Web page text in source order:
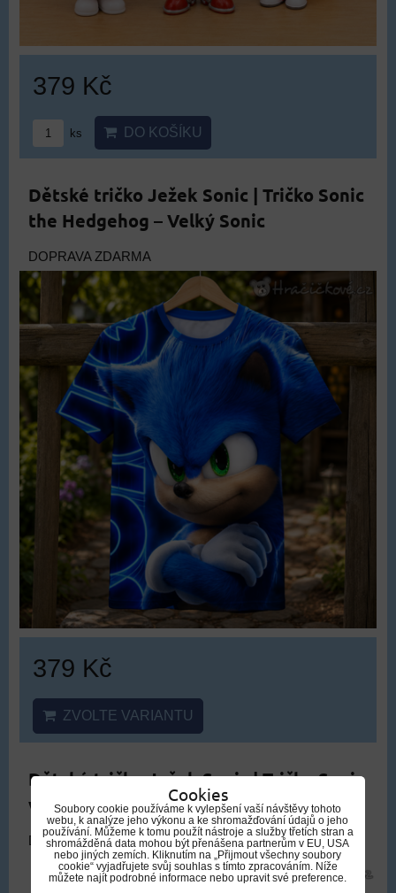
379 Kč
ks DO KOŠÍKU
Dětské tričko Ježek Sonic | Tričko Sonic
the Hedgehog – Velký Sonic
DOPRAVA ZDARMA
379 Kč
ZVOLTE VARIANTU
Dětské tričko Ježek Sonic | Tričko Sonic
v kruhu pro děti
DOPRAVA ZDARMA
Cookies
Soubory cookie používáme k vylepšení vaší návštěvy tohoto
webu, k analýze jeho výkonu a ke shromažďování údajů o jeho
používání. Můžeme k tomu použít nástroje a služby třetích stran a
shromážděná data mohou být přenášena partnerům v EU, USA
nebo jiných zemích. Kliknutím na „Přijmout všechny soubory
cookie“ vyjadřujete svůj souhlas s tímto zpracováním. Níže
můžete najít podrobné informace nebo upravit své preference.